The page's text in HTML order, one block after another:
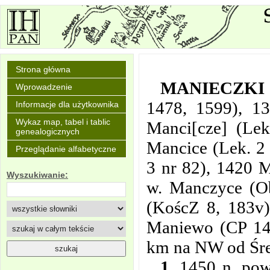
Strona główna
Wprowadzenie
Informacje dla użytkownika
Wykaz map, tabel i tablic
genealogicznych
Przeglądanie alfabetyczne
Wyszukiwanie:
MANIECZKI
1478, 1599),
Manci[cze]
Mancice (Lek.
3 nr 82), 1420
w. Manczyce
(KoścZ 8,
Maniewo (CP
km na NW od